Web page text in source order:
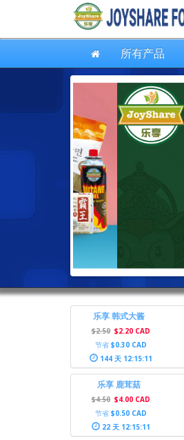
所有产品
乐享 韩式大酱
$2.50 $2.20 CAD
节省 $0.30 CAD
144 天 12:15:10
乐享 鹿茸菇
$4.50 $4.00 CAD
节省 $0.50 CAD
22 天 12:15:10